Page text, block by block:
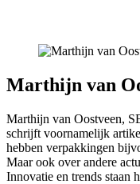
Marthijn van
Marthijn van Oostveen,
schrijft voornamelijk
hebben verpakkingen
Maar ook over andere
Innovatie en trends staan